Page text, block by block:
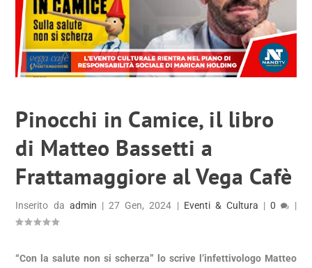
Pinocchi in Camice, il libro
di Matteo Bassetti a
Frattamaggiore al Vega Cafè
Inserito da admin |27 Gen, 2024 | Eventi & Cultura |0 |
“Con la salute non si scherza” lo scrive l’infettivologo Matteo